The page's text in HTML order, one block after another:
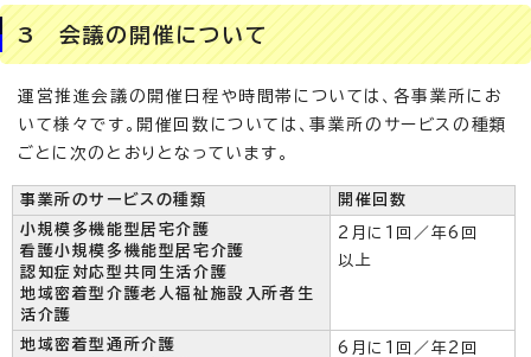
3 会議の開催について
運営推進会議の開催日程や時間帯については、各事業所にお
いて様々です。開催回数については、事業所のサービスの種類
ごとに次のとおりとなっています。
事業所のサービスの種類
開催回数
小規模多機能型居宅介護
看護小規模多機能型居宅介護
認知症対応型共同生活介護
地域密着型介護老人福祉施設入所者生
活介護
2月に1回／年6回
以上
地域密着型通所介護
6月に1回／年2回